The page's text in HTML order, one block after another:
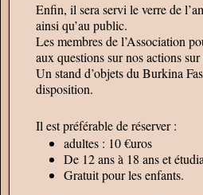
Enfin, il sera servi le verre de
ainsi qu’au public.
Les membres de l’Association
aux questions sur nos actions sur
Un stand d’objets du Burkina
disposition.
Il est préférable de réserver :
adultes : 10 €uros
De 12 ans à 18 ans et
Gratuit pour les enfants.